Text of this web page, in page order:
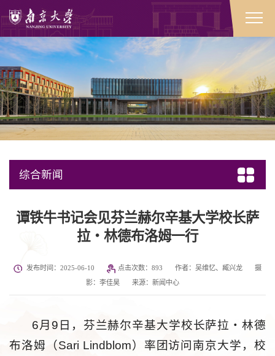
综合新闻
谭铁牛书记会见芬兰赫尔辛基大学校长萨
拉・林德布洛姆一行
发布时间：2025-06-10 点击次数： 893 作者：吴维忆、臧兴龙
摄
影：李佳昊
来源：新闻中心
6月9日，芬兰赫尔辛基大学校长萨拉・林德
布洛姆（Sari Lindblom）率团访问南京大学，校